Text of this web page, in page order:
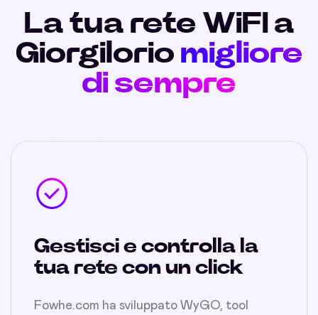
La tua rete WiFI a
Giorgilorio migliore
di sempre
Gestisci e controlla la
tua rete con un click
Fowhe.com ha sviluppato WyGO, tool